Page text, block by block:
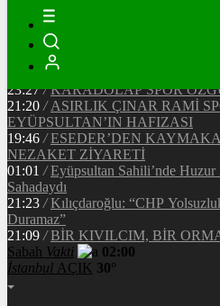
/ MHP EYÜPSULTAN
13:33
/ BAŞKAN DR. MİTHAT
KAMUOYUNA AÇIKLAMA
Makyaj Sanatçısı Uzay
Başarılarıyla Türkiye’yi Temsil Ediyor
23:27 / KARADOLAP SPOR
21:20 / ASIRLIK ÇINAR RAMİ
EYÜPSULTAN’IN HAFIZASI
19:46 / ESEDER’DEN
NEZAKET ZİYARETİ
01:01 / Eyüpsultan Sahili’nde
Sahadaydı
21:23 / Kılıçdaroğlu: “CHP
Duramaz”
21:09 / BİR KIVILCIM, BİR
Sabah Vakti
02:00
İstanbul AÇIK 30°